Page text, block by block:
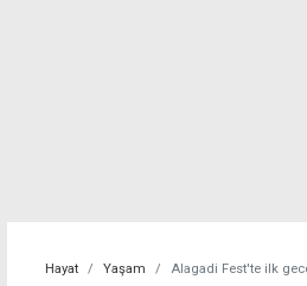
Hayat Yaşam Alagadi Fest'te ilk